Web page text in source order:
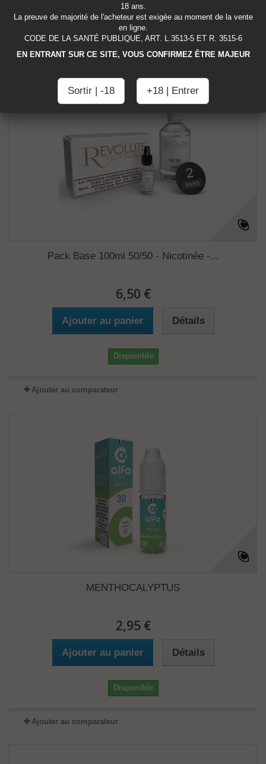
Disponible
Ajouter au comparateur
Pack Base 100ml 50/50 - Nicotinée -...
6,50 €
Ajouter au panier Détails
Disponible
Ajouter au comparateur
MENTHOCALYPTUS
2,95 €
Ajouter au panier Détails
Disponible
Ajouter au comparateur
18 ans.
La preuve de majorité de l'acheteur est exigée au moment de la vente
en ligne.
CODE DE LA SANTÉ PUBLIQUE, ART. L.3513-5 ET R. 3515-6
EN ENTRANT SUR CE SITE, VOUS CONFIRMEZ ÊTRE MAJEUR
Sortir | -18 +18 | Entrer